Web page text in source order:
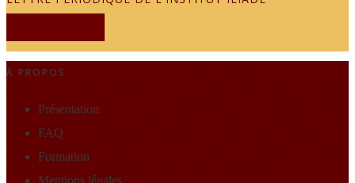
À PROPOS
Présentation
FAQ
Formation
Mentions légales